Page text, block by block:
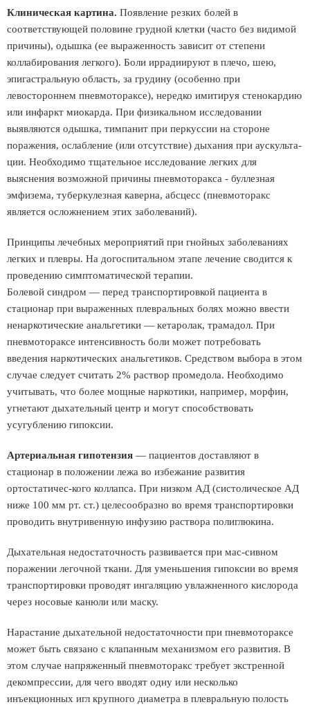
Клиническая картина. Появление резких болей в
соответствующей половине грудной клетки (часто без видимой
причины), одышка (ее выраженность зависит от степени
коллабирования легкого). Боли иррадиируют в плечо, шею,
эпигастральную область, за грудину (особенно при
левостороннем пневмотораксе), нередко имитируя стенокардию
или инфаркт миокарда. При физикальном исследовании
выявляются одышка, тимпанит при перкуссии на стороне
поражения, ослабление (или отсутствие) дыхания при аускульта-
ции. Необходимо тщательное исследование легких для
выяснения возможной причины пневмоторакса - буллезная
эмфизема, туберкулезная каверна, абсцесс (пневмоторакс
является осложнением этих заболеваний).
Принципы лечебных мероприятий при гнойных заболеваниях
легких и плевры. На догоспитальном этапе лечение сводится к
проведению симптоматической терапии.
Болевой синдром — перед транспортировкой пациента в
стационар при выраженных плевральных болях можно ввести
ненаркотические анальгетики — кетаролак, трамадол. При
пневмотораксе интенсивность боли может потребовать
введения наркотических анальгетиков. Средством выбора в этом
случае следует считать 2% раствор промедола. Необходимо
учитывать, что более мощные наркотики, например, морфин,
угнетают дыхательный центр и могут способствовать
усугублению гипоксии.
Артериальная гипотензия — пациентов доставляют в
стационар в положении лежа во избежание развития
ортостатичес-кого коллапса. При низком АД (систолическое АД
ниже 100 мм рт. ст.) целесообразно во время транспортировки
проводить внутривенную инфузию раствора полиглюкина.
Дыхательная недостаточность развивается при мас-сивном
поражении легочной ткани. Для уменьшения гипоксии во время
транспортировки проводят ингаляцию увлажненного кислорода
через носовые канюли или маску.
Нарастание дыхательной недостаточности при пневмотораксе
может быть связано с клапанным механизмом его развития. В
этом случае напряженный пневмоторакс требует экстренной
декомпрессии, для чего вводят одну или несколько
инъекционных игл крупного диаметра в плевральную полость